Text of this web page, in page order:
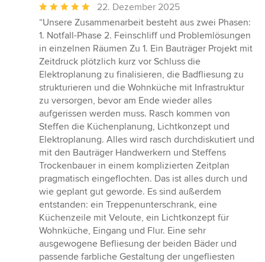
Durchschnittliche
Bewertung:
5
von
5
Sternen
22. Dezember 2025
“Unsere Zusammenarbeit besteht aus zwei Phasen:
1. Notfall-Phase 2. Feinschliff und Problemlösungen
in einzelnen Räumen Zu 1. Ein Bauträger Projekt mit
Zeitdruck plötzlich kurz vor Schluss die
Elektroplanung zu finalisieren, die Badfliesung zu
strukturieren und die Wohnküche mit Infrastruktur
zu versorgen, bevor am Ende wieder alles
aufgerissen werden muss. Rasch kommen von
Steffen die Küchenplanung, Lichtkonzept und
Elektroplanung. Alles wird rasch durchdiskutiert und
mit den Bauträger Handwerkern und Steffens
Trockenbauer in einem komplizierten Zeitplan
pragmatisch eingeflochten. Das ist alles durch und
wie geplant gut geworde. Es sind außerdem
entstanden: ein Treppenunterschrank, eine
Küchenzeile mit Veloute, ein Lichtkonzept für
Wohnküche, Eingang und Flur. Eine sehr
ausgewogene Befliesung der beiden Bäder und
passende farbliche Gestaltung der ungefliesten